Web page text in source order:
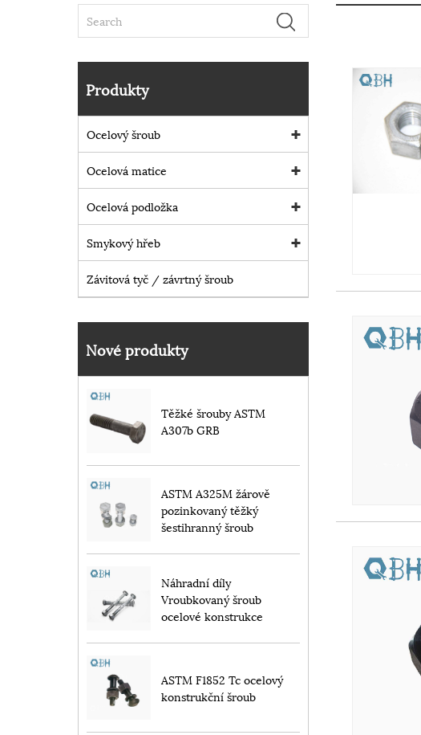
Produkty
Ocelový šroub
Ocelová matice
Ocelová podložka
Smykový hřeb
Závitová tyč / závrtný šroub
Nové produkty
Těžké šrouby ASTM
A307b GRB
ASTM A325M žárově
pozinkovaný těžký
šestihranný šroub
Náhradní díly
Vroubkovaný šroub
ocelové konstrukce
ASTM F1852 Tc ocelový
konstrukční šroub